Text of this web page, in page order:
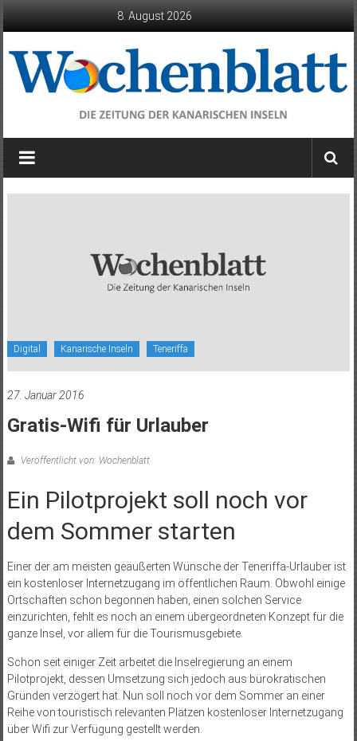
8. August 2026
Wochenblatt
die
Digital Kanarische Inseln Teneriffa
27. Januar 2016
Gratis-Wifi für Urlauber
Veröffentlicht von: Wochenblatt
Ein Pilotprojekt soll noch vor
dem Sommer starten
Einer der am meisten geäußerten Wünsche der Teneriffa-Urlauber ist
ein kostenloser Internetzugang im öffentlichen Raum. Obwohl einige
Ortschaften schon begonnen haben, einen solchen Service
einzurichten, fehlt es noch an einem übergeordneten Konzept für die
ganze Insel, vor allem für die Tourismusgebiete.
Schon seit einiger Zeit arbeitet die Inselregierung an einem
Pilotprojekt, dessen Umsetzung sich jedoch aus bürokratischen
Gründen verzögert hat. Nun soll noch vor dem Sommer an einer
Reihe von touristisch relevanten Plätzen kostenloser Internetzugang
über Wifi zur Verfügung gestellt werden.